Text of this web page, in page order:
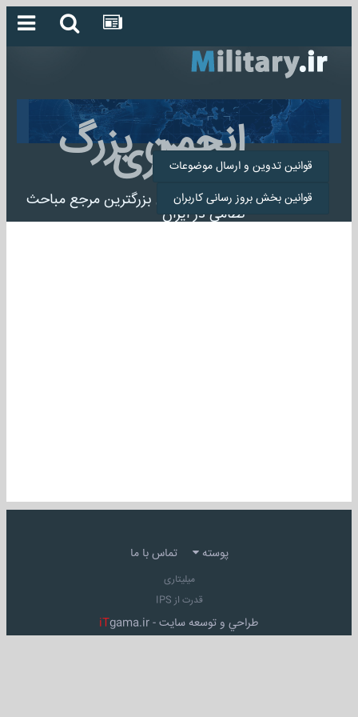
انجمن بزرگ
میلیتاری
انجمن میلیتاری بزرگترین مرجع مباحث
نظامی در ایران
قوانین تدوین و ارسال موضوعات
قوانین بخش بروز رسانی کاربران
پوسته تماس با ما
میلیتاری
قدرت از IPS
طراحي و توسعه سايت - iTgama.ir